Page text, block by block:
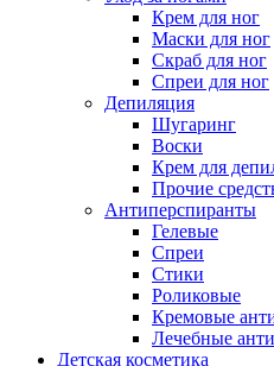
Крем для ног
Маски для ног
Скраб для ног
Спреи для ног
Депиляция
Шугаринг
Воски
Крем для
Прочие
Антиперспиранты
Гелевые
Спреи
Стики
Роликовые
Кремовые
Лечебные
Детская косметика